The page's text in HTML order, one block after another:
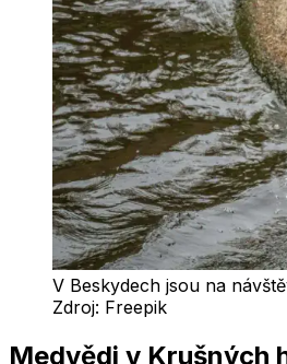
V Beskydech jsou na
Zdroj: Freepik
Medvědi v Krušných